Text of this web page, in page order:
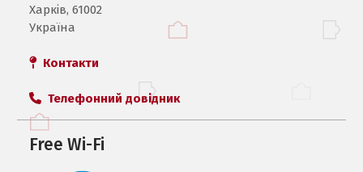
Харків, 61002
Україна
Контакти
Телефонний довідник
Free Wi-Fi